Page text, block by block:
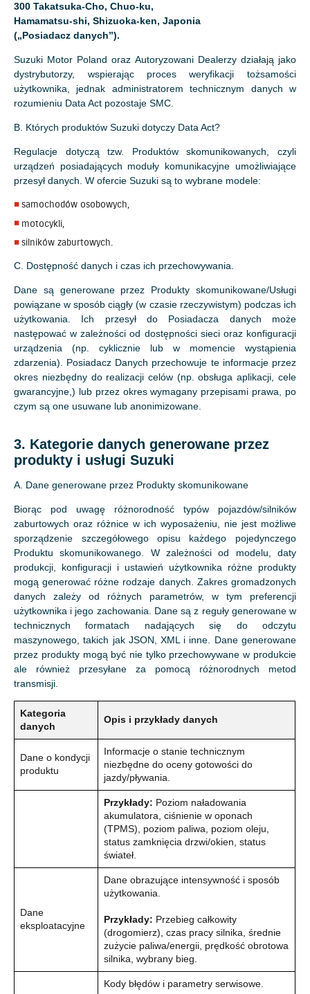
300 Takatsuka-Cho, Chuo-ku,
Hamamatsu-shi, Shizuoka-ken, Japonia
(„Posiadacz danych”).
Suzuki Motor Poland oraz Autoryzowani Dealerzy działają jako
dystrybutorzy, wspierając proces weryfikacji tożsamości
użytkownika, jednak administratorem technicznym danych w
rozumieniu Data Act pozostaje SMC.
B. Których produktów Suzuki dotyczy Data Act?
Regulacje dotyczą tzw. Produktów skomunikowanych, czyli
urządzeń posiadających moduły komunikacyjne umożliwiające
przesył danych. W ofercie Suzuki są to wybrane modele:
samochodów osobowych,
motocykli,
silników zaburtowych.
C. Dostępność danych i czas ich przechowywania.
Dane są generowane przez Produkty skomunikowane/Usługi
powiązane w sposób ciągły (w czasie rzeczywistym) podczas ich
użytkowania. Ich przesył do Posiadacza danych może
następować w zależności od dostępności sieci oraz konfiguracji
urządzenia (np. cyklicznie lub w momencie wystąpienia
zdarzenia). Posiadacz Danych przechowuje te informacje przez
okres niezbędny do realizacji celów (np. obsługa aplikacji, cele
gwarancyjne,) lub przez okres wymagany przepisami prawa, po
czym są one usuwane lub anonimizowane.
3. Kategorie danych generowane przez
produkty i usługi Suzuki
A. Dane generowane przez Produkty skomunikowane
Biorąc pod uwagę różnorodność typów pojazdów/silników
zaburtowych oraz różnice w ich wyposażeniu, nie jest możliwe
sporządzenie szczegółowego opisu każdego pojedynczego
Produktu skomunikowanego. W zależności od modelu, daty
produkcji, konfiguracji i ustawień użytkownika różne produkty
mogą generować różne rodzaje danych. Zakres gromadzonych
danych zależy od różnych parametrów, w tym preferencji
użytkownika i jego zachowania. Dane są z reguły generowane w
technicznych formatach nadających się do odczytu
maszynowego, takich jak JSON, XML i inne. Dane generowane
przez produkty mogą być nie tylko przechowywane w produkcie
ale również przesyłane za pomocą różnorodnych metod
transmisji.
Kategoria
danych
Opis i przykłady danych
Dane o kondycji
produktu
Informacje o stanie technicznym
niezbędne do oceny gotowości do
jazdy/pływania.
Przykłady: Poziom naładowania
akumulatora, ciśnienie w oponach
(TPMS), poziom paliwa, poziom oleju,
status zamknięcia drzwi/okien, status
świateł.
Dane
eksploatacyjne
Dane obrazujące intensywność i sposób
użytkowania.
Przykłady: Przebieg całkowity
(drogomierz), czas pracy silnika, średnie
zużycie paliwa/energii, prędkość obrotowa
silnika, wybrany bieg.
Kody błędów i parametry serwisowe.